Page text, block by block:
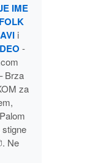
IME
i
-
Brza
za
Ne